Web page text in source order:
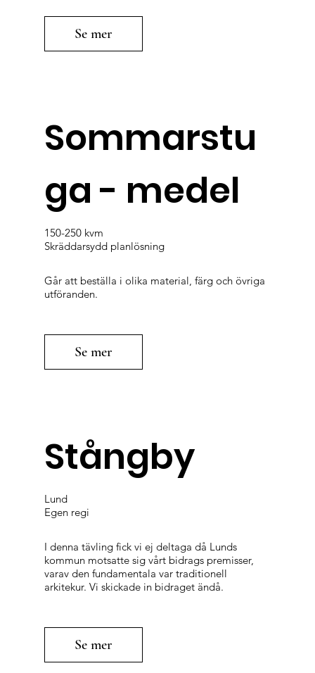
Se mer
Sommarstu
ga - medel
150-250 kvm
Går att beställa i olika material, färg och övriga
utföranden.
Se mer
Skräddarsydd planlösning
Stångby
Lund
I denna tävling fick vi ej deltaga då Lunds
kommun motsatte sig vårt bidrags premisser,
varav den fundamentala var traditionell
arkitekur. Vi skickade in bidraget ändå.
Se mer
Egen regi